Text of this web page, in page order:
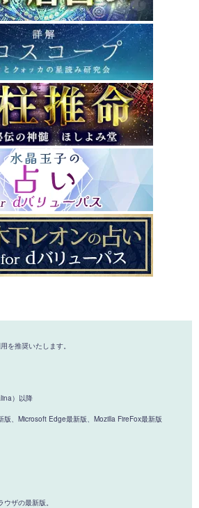
を推奨いたします。
）以降
、Microsoft Edge最新版、Mozilla FireFox最新版
ザの最新版。